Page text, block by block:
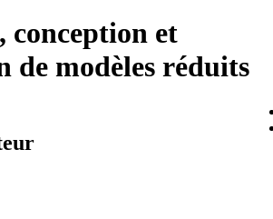
conception et
de modèles réduits